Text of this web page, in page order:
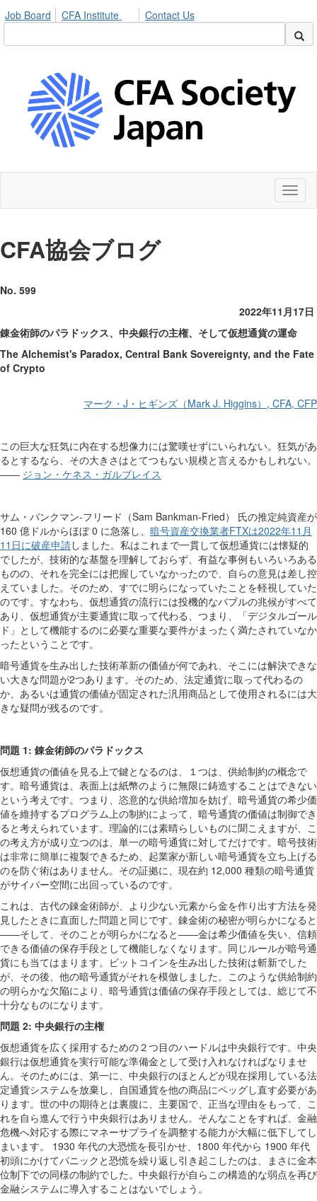
Job Board CFA Institute Contact Us
CFA協会ブログ
No. 599
2022年11月17日
錬金術師のパラドックス、中央銀行の主権、そして仮想通貨の運命
The Alchemist's Paradox, Central Bank Sovereignty, and the Fate
of Crypto
マーク・J・ヒギンズ（Mark J. Higgins）, CFA, CFP
この巨大な狂気に内在する想像力には驚嘆せずにいられない。狂気があ
るとするなら、その大きさはとてつもない規模と言えるかもしれない。
―― ジョン・ケネス・ガルブレイス
サム・バンクマン‐フリード（Sam Bankman-Fried） 氏の推定純資産が
160 億ドルからほぼ 0 に急落し、 暗号資産交換業者FTXは2022年11月
11日に破産申請しました。私はこれまで一貫して仮想通貨には懐疑的
でしたが、技術的な基盤を理解しておらず、有益な事例もいろいろある
ものの、それを完全には把握していなかったので、自らの意見は差し控
えていました。そのため、すでに明らになっていたことを軽視していた
のです。すなわち、仮想通貨の流行には投機的なバブルの兆候がすべて
あり、仮想通貨が主要通貨に取って代わる、つまり、「デジタルゴール
ド」として機能するのに必要な重要な要件がまったく満たされていなか
ったということです。
暗号通貨を生み出した技術革新の価値が何であれ、そこには解決できな
い大きな問題が2つあります。そのため、法定通貨に取って代わるの
か、あるいは通貨の価値が固定された汎用商品として使用されるには大
きな疑問が残るのです。
問題 1: 錬金術師のパラドックス
仮想通貨の価値を見る上で鍵となるのは、１つは、供給制約の概念で
す。暗号通貨は、表面上は紙幣のように無限に鋳造することはできない
という考えです。つまり、恣意的な供給増加を妨げ、暗号通貨の希少価
値を維持するプログラム上の制約によって、暗号通貨の価値は制御でき
ると考えられています。理論的には素晴らしいものに聞こえますが、こ
の考え方が成り立つのは、単一の暗号通貨に対してだけです。暗号技術
は非常に簡単に複製できるため、起業家が新しい暗号通貨を立ち上げる
のを防ぐ術はありません。その証拠に、現在約 12,000 種類の暗号通貨
がサイバー空間に出回っているのです。
これは、古代の錬金術師が、より少ない元素から金を作り出す方法を発
見したときに直面した問題と同じです。錬金術の秘密が明らかになると
――そして、そのことが明らかになると――金は希少価値を失い、信頼
できる価値の保存手段として機能しなくなります。同じルールが暗号通
貨にも当てはまります。ビットコインを生み出した技術は斬新でした
が、その後、他の暗号通貨がそれを模倣しました。このような供給制約
の明らかな欠陥により、暗号通貨は価値の保存手段としては、総じて不
十分なものになります。
問題 2: 中央銀行の主権
仮想通貨を広く採用するための２つ目のハードルは中央銀行です。中央
銀行は仮想通貨を実行可能な準備金として受け入れなければなりませ
ん。そのためには、第一に、中央銀行のほとんどが現在採用している法
定通貨システムを放棄し、自国通貨を他の商品にペッグし直す必要があ
ります。世の中の期待とは裏腹に、主要国で、正当な理由をもって、こ
れを自ら進んで行う中央銀行はありません。そんなことをすれば、金融
危機へ対応する際にマネーサプライを調整する能力が大幅に低下してし
まいます。 1930 年代の大恐慌を長引かせ、1800 年代から 1900 年代
初頭にかけてパニックと恐慌を繰り返し引き起こしたのは、まさに金本
位制下での同様の制約でした。中央銀行が自らこの構造的な弱点を再び
金融システムに導入することはないでしょう。